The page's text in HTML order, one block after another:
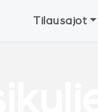
Tilausajot